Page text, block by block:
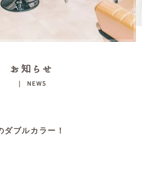
お知らせ
| NEWS
ブルカラー！